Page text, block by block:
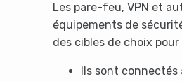
Les pare-feu, VPN et
équipements de
des cibles de choix pour
Ils sont connectés